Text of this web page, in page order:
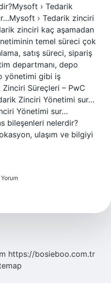
› Tedarik
› Tedarik zinciri
zinciri kaç aşamadan
temel süreci çok
satış süreci, sipariş
departmanı, depo
yönetimi gibi iş
Süreçleri – PwC
Zinciri Yönetimi sur…
Yönetimi sur…
bileşenleri nelerdir?
ulaşım ve bilgiyi
https://bosieboo.com.tr